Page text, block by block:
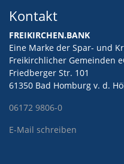
Kontakt
FREIKIRCHEN.BANK
Eine Marke der Spar- und
Freikirchlicher Gemeinden
Friedberger Str. 101
61350 Bad Homburg v. d.
06172 9806-0
E-Mail schreiben